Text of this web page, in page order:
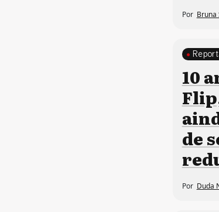
Por Bruna
10
de
Por Duda